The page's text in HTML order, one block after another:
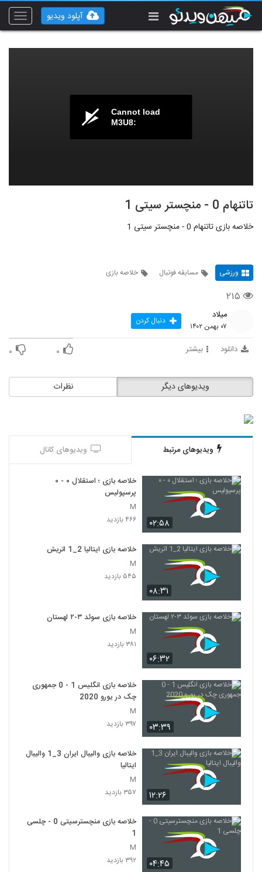
Toggle
آپلود ویدیو
Cannot load
M3U8:
تاتنهام 0 - منچستر سیتی 1
خلاصه بازی تاتنهام 0 - منچستر سیتی 1
ورزشی مسابقه فوتبال خلاصه بازی
۲۱۵
میلاد
۰۷ بهمن ۱۴۰۲ دنبال کردن
دانلود بیشتر ۰ ۰
نظرات ویدیوهای دیگر
ویدیوهای مرتبط ویدیوهای کانال
۰۲:۵۸
خلاصه بازی ؛ استقلال ۰ - ۰
پرسپولیس
M
۴۶۶ بازدید
۰۸:۳۱
خلاصه بازی ایتالیا 2_1 اتريش
M
۵۴۵ بازدید
۰۶:۳۲
خلاصه بازی سوئد ۳-۲ لهستان
M
۳۸۱ بازدید
۰۳:۳۹
خلاصه بازی انگلیس 1 - 0 جمهوری
چک در یورو 2020
M
۳۹۷ بازدید
۱۲:۲۶
خلاصه بازی والیبال ایران 3_1 والیبال
ایتالیا
M
۳۵۷ بازدید
۰۴:۴۵
خلاصه بازی منچسترسیتی 0 - چلسی
1
M
۳۹۲ بازدید